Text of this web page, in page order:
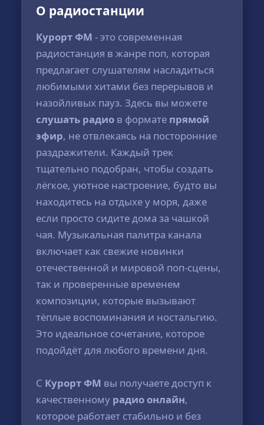
О радиостанции
Курорт ФМ - это современная
радиостанция в жанре поп, которая
предлагает слушателям насладиться
любимыми хитами без перерывов и
назойливых пауз. Здесь вы можете
слушать радио в формате прямой
эфир, не отвлекаясь на посторонние
раздражители. Каждый трек
тщательно подобран, чтобы создать
лёгкое, уютное настроение, будто вы
находитесь на отдыхе у моря, даже
если просто сидите дома за чашкой
чая. Музыкальная палитра канала
включает как свежие новинки
отечественной и мировой поп-сцены,
так и проверенные временем
композиции, которые вызывают
тёплые воспоминания и ностальгию.
Это идеальное сочетание, которое
подойдёт для любого времени дня.
С Курорт ФМ вы получаете доступ к
качественному радио онлайн,
которое работает стабильно и без